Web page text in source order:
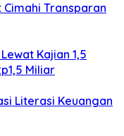
Cimahi Transparan
Kajian 1,5
Miliar
Literasi Keuangan